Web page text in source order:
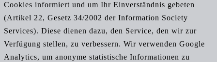
Cookies informiert und um Ihr Einverständnis gebeten
(Artikel 22, Gesetz 34/2002 der Information Society
Services). Diese dienen dazu, den Service, den wir zur
Verfügung stellen, zu verbessern. Wir verwenden Google
Analytics, um anonyme statistische Informationen zu